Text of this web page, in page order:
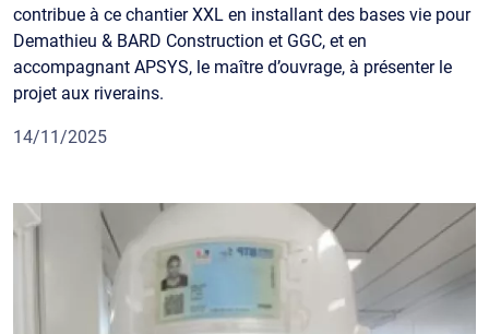
contribue à ce chantier XXL en installant des bases vie pour
Demathieu & BARD Construction et GGC, et en
accompagnant APSYS, le maître d’ouvrage, à présenter le
projet aux riverains.
14/11/2025